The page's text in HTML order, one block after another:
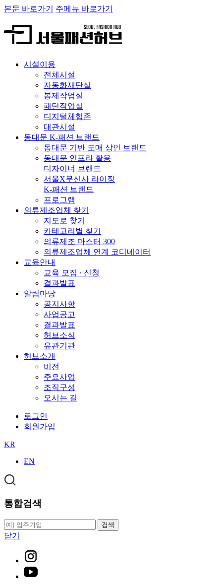
본문 바로가기 주메뉴 바로가기
시설이용
전체시설
자동화재단실
봉제작업실
패턴작업실
디지털체험존
대관시설
동대문 K-패션 브랜드
동대문 기반 도매 상인 브랜드
동대문 인프라 활용
디자이너 브랜드
서울X무신사 라이징
K-패션 브랜드
프로그램
의류제조업체 찾기
지도로 찾기
카테고리별 찾기
의류제조 마스터 300
의류제조업체 연계 코디네이터
교육안내
교육 모집 · 신청
결과발표
알림마당
공지사항
사업공고
결과발표
허브소식
유관기관
허브소개
비전
주요사업
조직구성
오시는 길
로그인
회원가입
KR
EN
통합검색
검색
닫기